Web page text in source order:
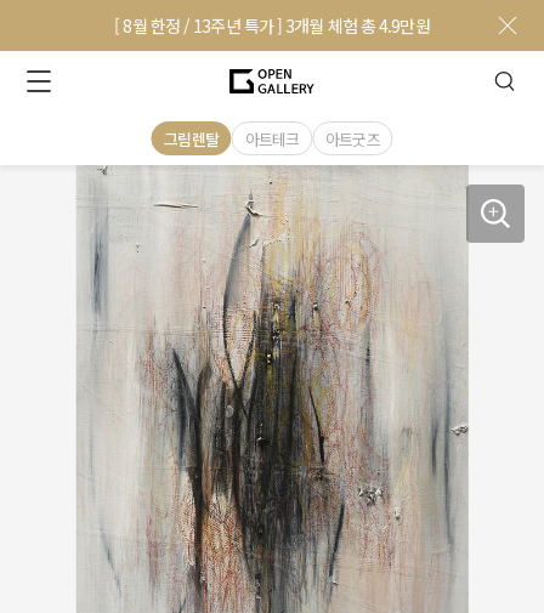
[ 8월 한정 / 13주년 특가 ] 3개월 체험 총 4.9만원
그림렌탈 아트테크 아트굿즈